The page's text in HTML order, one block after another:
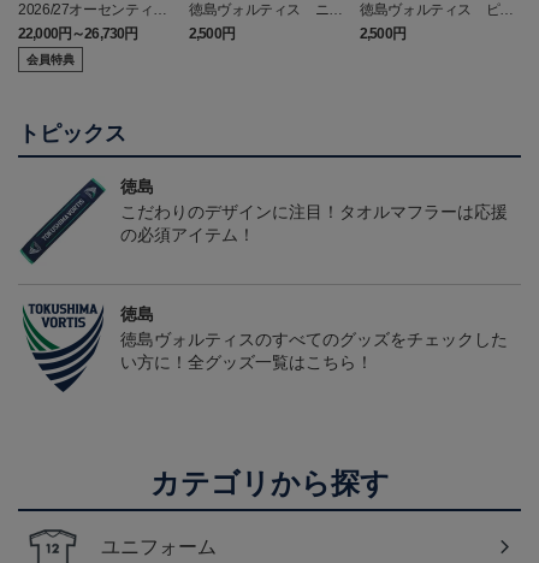
2026/27オーセンティッ
クユニフォーム(FP1st/半
袖)
22,000円～26,730円
会員特典
徳島ヴォルティス ニョ
ロボン タオルマフラー
2,500円
徳島ヴォルティス ピカ
チュウ タオルマフラー
2,500円
トピックス
徳島
こだわりのデザインに注目！タオルマフラーは応援
の必須アイテム！
徳島
徳島ヴォルティスのすべてのグッズをチェックした
い方に！全グッズ一覧はこちら！
カテゴリから探す
ユニフォーム